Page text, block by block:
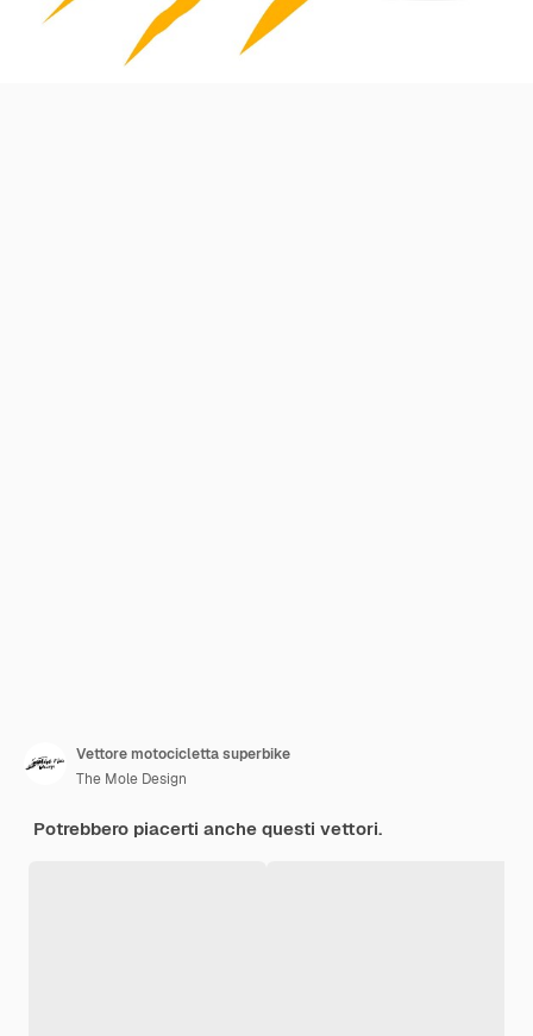
Vettore motocicletta superbike
The Mole Design
Potrebbero piacerti anche questi vettori.